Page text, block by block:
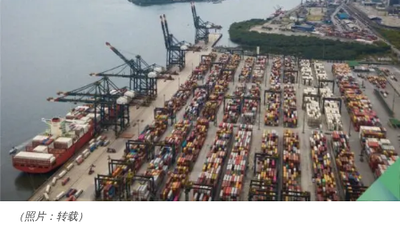
（照片：转载）